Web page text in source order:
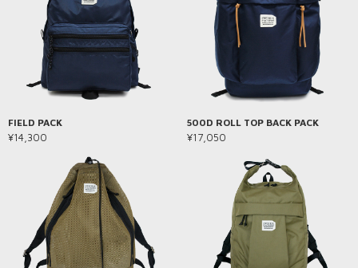
FIELD PACK
¥14,300
500D ROLL TOP BACK PACK
¥17,050